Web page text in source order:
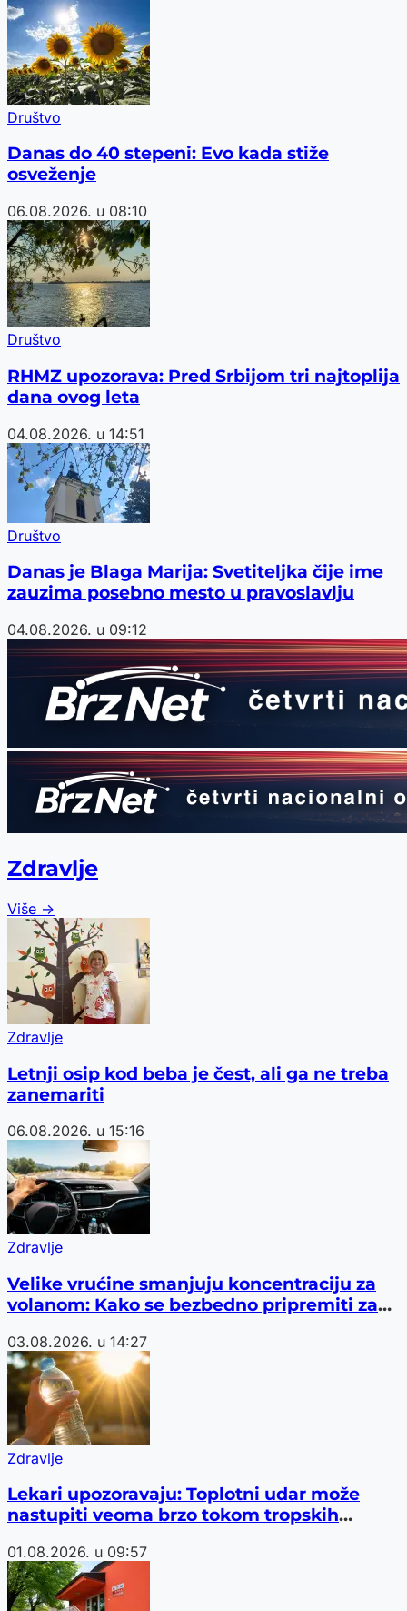
Društvo
Danas do 40 stepeni: Evo kada stiže
osveženje
06.08.2026. u 08:10
Društvo
RHMZ upozorava: Pred Srbijom tri najtoplija
dana ovog leta
04.08.2026. u 14:51
Društvo
Danas je Blaga Marija: Svetiteljka čije ime
zauzima posebno mesto u pravoslavlju
04.08.2026. u 09:12
Zdravlje
Više →
Zdravlje
Letnji osip kod beba je čest, ali ga ne treba
zanemariti
06.08.2026. u 15:16
Zdravlje
Velike vrućine smanjuju koncentraciju za
volanom: Kako se bezbedno pripremiti za
03.08.2026. u 14:27
Zdravlje
Lekari upozoravaju: Toplotni udar može
nastupiti veoma brzo tokom tropskih
01.08.2026. u 09:57